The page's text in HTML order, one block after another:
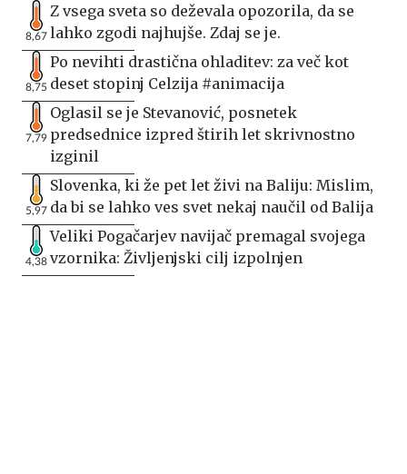
8,67
Z vsega sveta so deževala opozorila, da se
lahko zgodi najhujše. Zdaj se je.
8,75
Po nevihti drastična ohladitev: za več kot
deset stopinj Celzija #animacija
7,79
Oglasil se je Stevanović, posnetek
predsednice izpred štirih let skrivnostno
izginil
5,97
Slovenka, ki že pet let živi na Baliju: Mislim,
da bi se lahko ves svet nekaj naučil od Balija
4,38
Veliki Pogačarjev navijač premagal svojega
vzornika: Življenjski cilj izpolnjen